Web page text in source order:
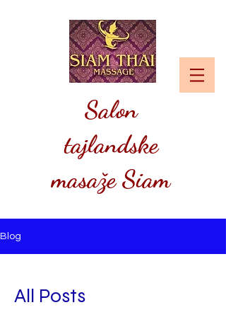
Salon
tajlandske
masaže Siam
Blog
All Posts